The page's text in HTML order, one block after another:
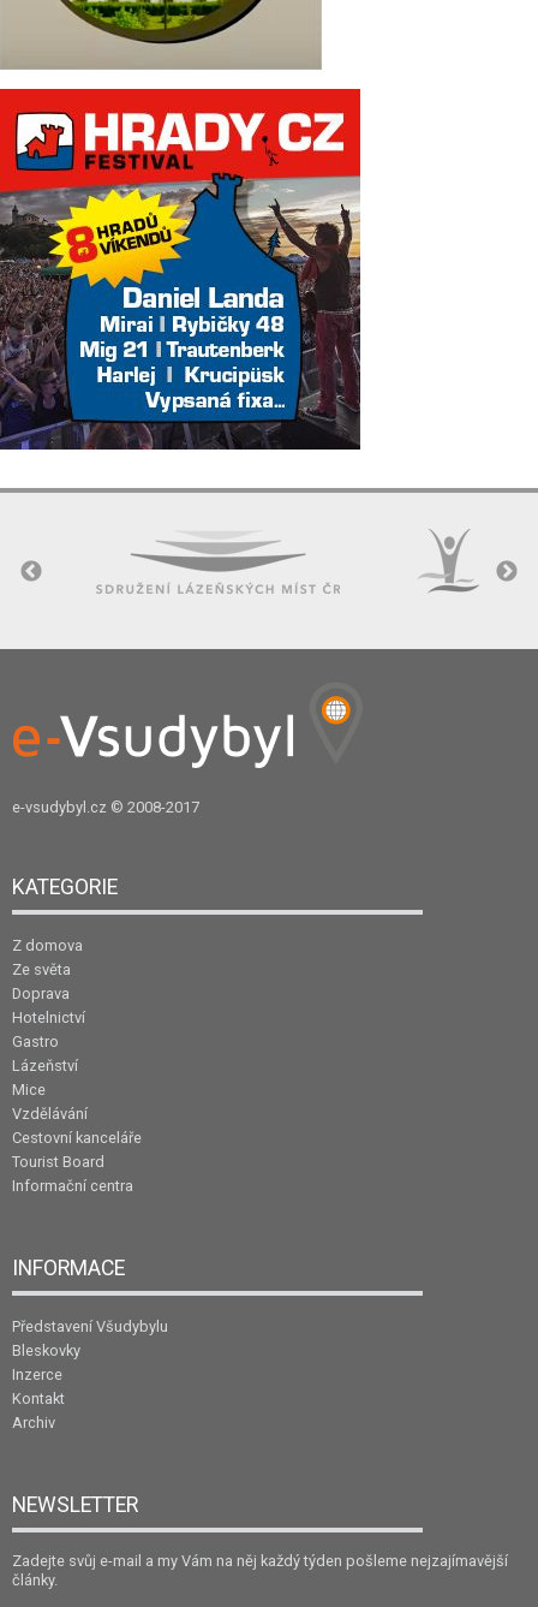
e-vsudybyl.cz © 2008-2017
KATEGORIE
Z domova
Ze světa
Doprava
Hotelnictví
Gastro
Lázeňství
Mice
Vzdělávání
Cestovní kanceláře
Tourist Board
Informační centra
INFORMACE
Představení Všudybylu
Bleskovky
Inzerce
Kontakt
Archiv
NEWSLETTER
Zadejte svůj e-mail a my Vám na něj každý týden pošleme nejzajímavější
články.